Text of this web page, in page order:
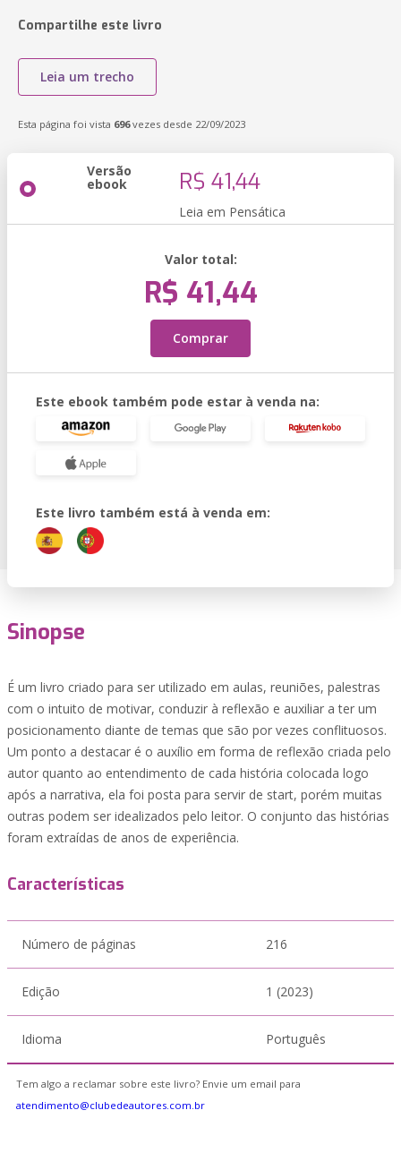
Compartilhe este livro
Leia um trecho
Esta página foi vista 696vezes desde 22/09/2023
Versão
ebook R$ 41,44
Leia em Pensática
Valor total:
R$ 41,44
Comprar
Este ebook também pode estar à venda na:
Este livro também está à venda em:
Sinopse
É um livro criado para ser utilizado em aulas, reuniões, palestras
com o intuito de motivar, conduzir à reflexão e auxiliar a ter um
posicionamento diante de temas que são por vezes conflituosos.
Um ponto a destacar é o auxílio em forma de reflexão criada pelo
autor quanto ao entendimento de cada história colocada logo
após a narrativa, ela foi posta para servir de start, porém muitas
outras podem ser idealizados pelo leitor. O conjunto das histórias
foram extraídas de anos de experiência.
Características
Número de páginas 216
Edição 1 (2023)
Idioma Português
Tem algo a reclamar sobre este livro? Envie um email para
atendimento@clubedeautores.com.br